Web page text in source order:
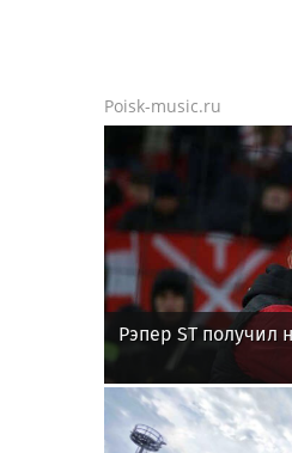
Poisk-music.ru
Рэпер ST получил